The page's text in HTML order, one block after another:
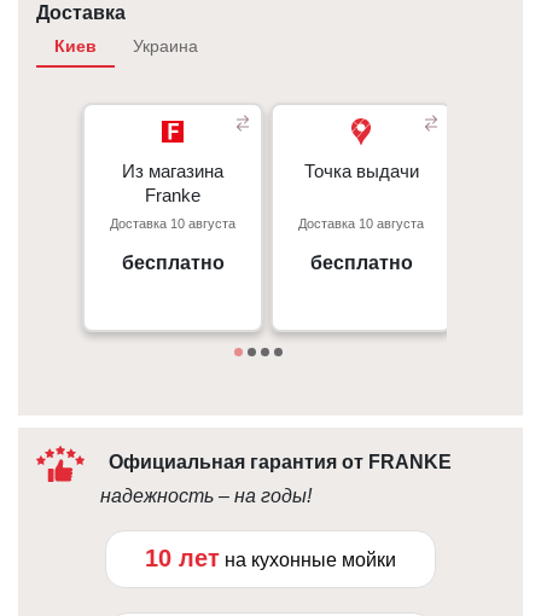
Доставка
Киев Украина
Из магазина
Franke
Доставка 10 августа
бесплатно
Из магазина
Franke
Киев, пр. С. Бандеры 23, ТЦ
Gorodok Gallery
Точка выдачи
Доставка 10 августа
бесплатно
Точка выдачи
г. Киев пр. Отрадный, 95к
09:00 - 18:00
Официальная гарантия от FRANKE
надежность – на годы!
10 лет на кухонные мойки